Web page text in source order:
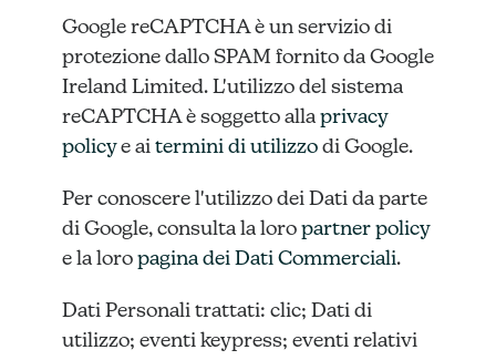
Google reCAPTCHA è un servizio di
protezione dallo SPAM fornito da Google
Ireland Limited. L'utilizzo del sistema
reCAPTCHA è soggetto alla privacy
policye ai termini di utilizzo di Google.
Per conoscere l'utilizzo dei Dati da parte
di Google, consulta la loro partner policy
e la loro pagina dei Dati Commerciali.
Dati Personali trattati: clic; Dati di
utilizzo; eventi keypress; eventi relativi